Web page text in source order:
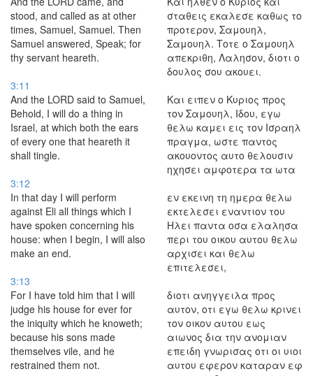
stood, and called as at other
times, Samuel, Samuel. Then
Samuel answered, Speak; for
thy servant heareth.
σταθεις εκαλεσε καθως το
προτερον, Σαμουηλ,
Σαμουηλ. Τοτε ο Σαμουηλ
απεκριθη, Λαλησον, διοτι ο
δουλος σου ακουει.
3:11
And the LORD said to Samuel,
Behold, I will do a thing in
Israel, at which both the ears
of every one that heareth it
shall tingle.
Και ειπεν ο Κυριος προς
τον Σαμουηλ, Ιδου, εγω
θελω καμει εις τον Ισραηλ
πραγμα, ωστε παντος
ακουοντος αυτο θελουσιν
ηχησει αμφοτερα τα ωτα
3:12
In that day I will perform
against Eli all things which I
have spoken concerning his
house: when I begin, I will also
make an end.
εν εκεινη τη ημερα θελω
εκτελεσει εναντιον του
Ηλει παντα οσα ελαλησα
περι του οικου αυτου θελω
αρχισει και θελω
επιτελεσει,
3:13
For I have told him that I will
judge his house for ever for
the iniquity which he knoweth;
because his sons made
themselves vile, and he
restrained them not.
διοτι ανηγγειλα προς
αυτον, οτι εγω θελω κρινει
τον οικον αυτου εως
αιωνος δια την ανομιαν
επειδη γνωρισας οτι οι υιοι
αυτου εφερον καταραν εφ